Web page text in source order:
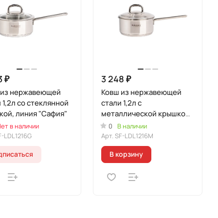
₽
нержавеющей
1,2л со стеклянной
линия "Сафия"
в наличии
LDL1216G
3 248 ₽
Ковш из нержавеющей
стали 1,2л с
металлической крышкой,
линия "Сафия"
0
В наличии
Арт.SF-LDL1216M
В корзину